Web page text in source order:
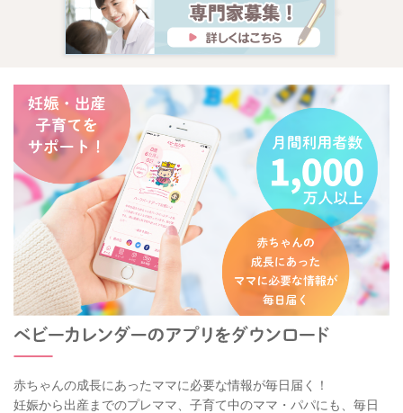
赤ちゃんの成長にあったママに必要な情報が毎日届く！
妊娠から出産までのプレママ、子育て中のママ・パパにも、毎日